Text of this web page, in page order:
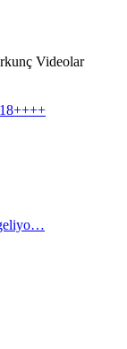
Videolar